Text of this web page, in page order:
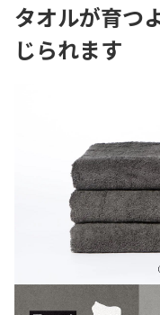
タオルが育つ
じられます